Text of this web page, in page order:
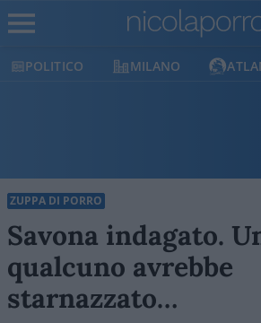
MILANO
ZUPPA DI PORRO
Savona indagato.
qualcuno avrebbe
starnazzato…